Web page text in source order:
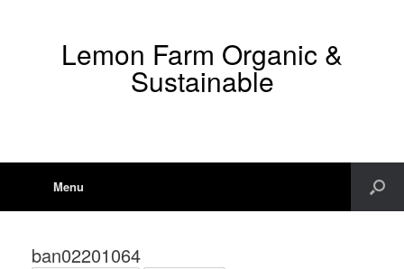
Lemon Farm Organic &
Sustainable
Menu
ban02201064